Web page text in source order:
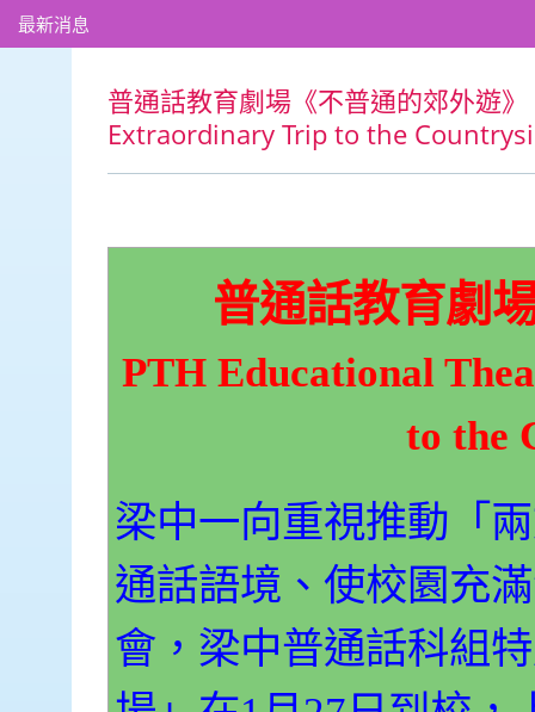
最新消息
普通話教育劇場《不普通的郊外遊
Extraordinary Trip to the
普通話教育劇
PTH Educational
to the
梁中一向重視推動「
通話語境、使校園充
會，梁中普通話科組